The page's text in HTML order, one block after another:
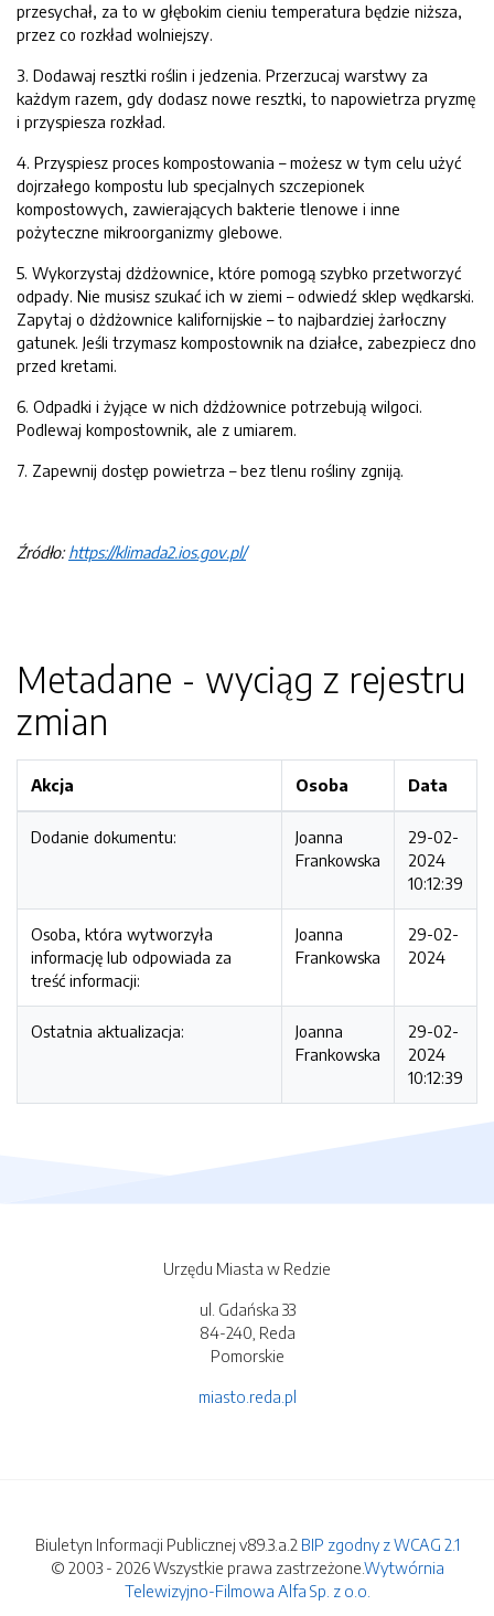
przesychał, za to w głębokim cieniu temperatura będzie niższa,
przez co rozkład wolniejszy.
3. Dodawaj resztki roślin i jedzenia. Przerzucaj warstwy za
każdym razem, gdy dodasz nowe resztki, to napowietrza pryzmę
i przyspiesza rozkład.
4. Przyspiesz proces kompostowania – możesz w tym celu użyć
dojrzałego kompostu lub specjalnych szczepionek
kompostowych, zawierających bakterie tlenowe i inne
pożyteczne mikroorganizmy glebowe.
5. Wykorzystaj dżdżownice, które pomogą szybko przetworzyć
odpady. Nie musisz szukać ich w ziemi – odwiedź sklep wędkarski.
Zapytaj o dżdżownice kalifornijskie – to najbardziej żarłoczny
gatunek. Jeśli trzymasz kompostownik na działce, zabezpiecz dno
przed kretami.
6. Odpadki i żyjące w nich dżdżownice potrzebują wilgoci.
Podlewaj kompostownik, ale z umiarem.
7. Zapewnij dostęp powietrza – bez tlenu rośliny zgniją.
Źródło:https://klimada2.ios.gov.pl/
Metadane - wyciąg z rejestru
zmian
Akcja Osoba Data
Dodanie dokumentu:
Joanna
Frankowska
29-02-
2024
10:12:39
Osoba, która wytworzyła
informację lub odpowiada za
treść informacji:
Joanna
Frankowska
29-02-
2024
Ostatnia aktualizacja:
Joanna
Frankowska
29-02-
2024
10:12:39
Urzędu Miasta w Redzie
ul. Gdańska 33
84-240, Reda
Pomorskie
miasto.reda.pl
Biuletyn Informacji Publicznej v89.3.a.2 BIP zgodny z WCAG 2.1
© 2003 - 2026 Wszystkie prawa zastrzeżone.Wytwórnia
Telewizyjno-Filmowa Alfa Sp. z o.o.